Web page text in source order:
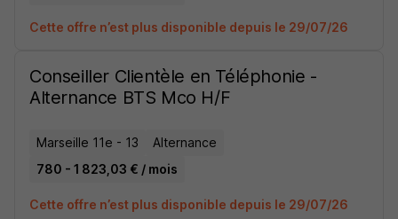
Cette offre n’est plus disponible depuis le 29/07/26
Conseiller Clientèle en Téléphonie -
Alternance BTS Mco H/F
Marseille 11e - 13
Alternance
780 - 1 823,03 € / mois
Cette offre n’est plus disponible depuis le 29/07/26